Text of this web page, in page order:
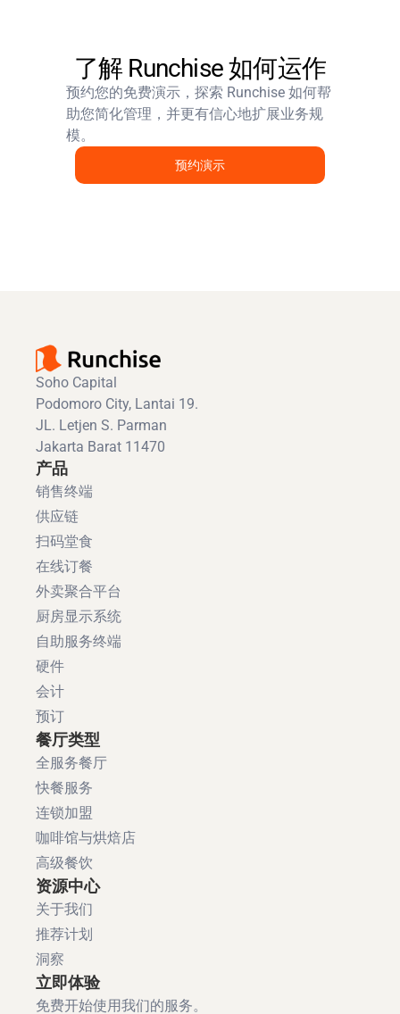
了解 Runchise 如何运作
预约您的免费演示，探索 Runchise 如何帮
助您简化管理，并更有信心地扩展业务规
模。
预约演示
Soho Capital
Podomoro City, Lantai 19.
JL. Letjen S. Parman
Jakarta Barat 11470
产品
销售终端
供应链
扫码堂食
在线订餐
外卖聚合平台
厨房显示系统
自助服务终端
硬件
会计
预订
餐厅类型
全服务餐厅
快餐服务
连锁加盟
咖啡馆与烘焙店
高级餐饮
资源中心
关于我们
推荐计划
洞察
立即体验
免费开始使用我们的服务。